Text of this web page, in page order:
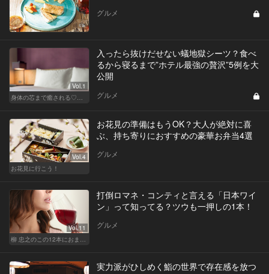
グルメ
Vol.1
身体の芯まで癒される♡ 極上ホテルの贅沢サービスを堪能せよ！
入ったら抜けだせない蟻地獄シーツ？食べ
るから寝るまで”ホテル最強の贅沢”5例を大
公開
グルメ
Vol.4
お花見に行こう！
お花見の準備はもうOK？大人が絶対に喜
ぶ、持ち寄りにおすすめの豪華お弁当4選
グルメ
Vol.11
柳 忠之のこの12本におまかせ
打倒ロマネ・コンティと言える「日本ワイ
ン」って知ってる？ツウも一押しの1本！
グルメ
実力派がひしめく鮨の世界で存在感を放つ